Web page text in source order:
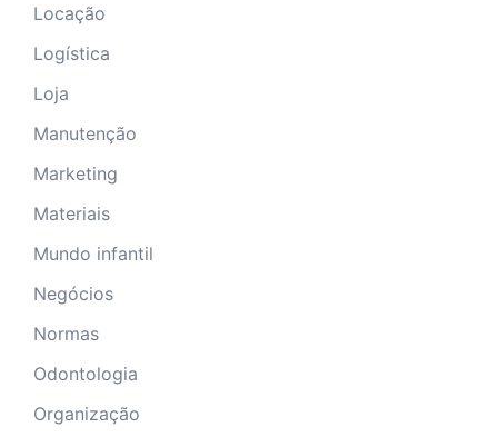
Locação
Logística
Loja
Manutenção
Marketing
Materiais
Mundo infantil
Negócios
Normas
Odontologia
Organização